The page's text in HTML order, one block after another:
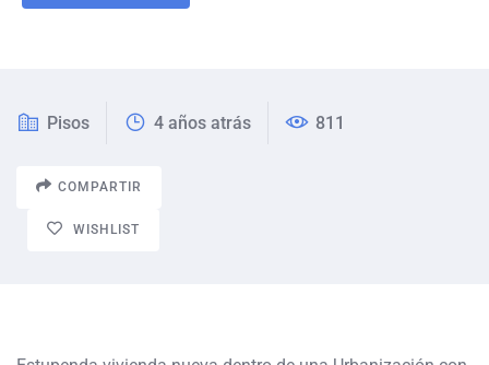
Pisos 4 años atrás 811
COMPARTIR
WISHLIST